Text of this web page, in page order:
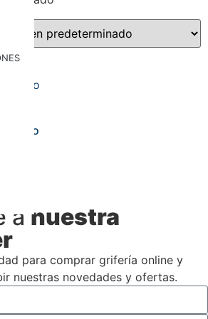
a nuestra
para comprar grifería online y
nuestras novedades y ofertas.